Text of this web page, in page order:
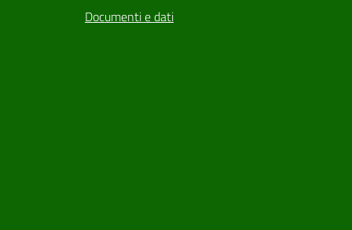
Documenti e dati